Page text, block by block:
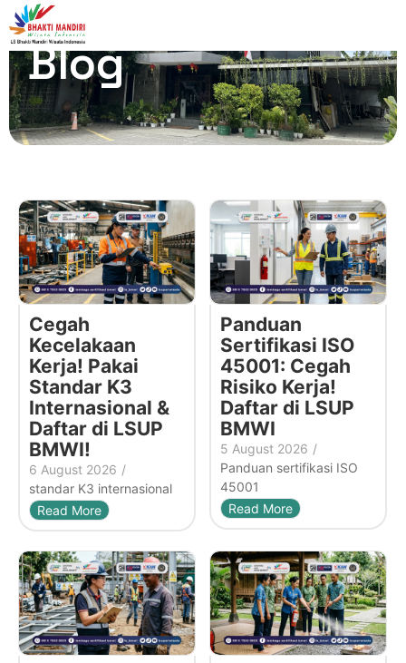
Blog
Cegah
Kecelakaan
Kerja! Pakai
Standar K3
Internasional &
Daftar di LSUP
BMWI!
6 August 2026 /
standar K3 internasional
Read More
Panduan
Sertifikasi ISO
45001: Cegah
Risiko Kerja!
Daftar di LSUP
BMWI
5 August 2026 /
Panduan sertifikasi ISO
45001
Read More